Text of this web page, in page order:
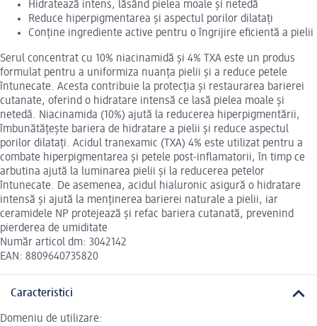
Hidratează intens, lăsând pielea moale și netedă
Reduce hiperpigmentarea și aspectul porilor dilatați
Conține ingrediente active pentru o îngrijire eficientă a pielii
Serul concentrat cu 10% niacinamidă și 4% TXA este un produs
formulat pentru a uniformiza nuanța pielii și a reduce petele
întunecate. Acesta contribuie la protecția și restaurarea barierei
cutanate, oferind o hidratare intensă ce lasă pielea moale și
netedă. Niacinamida (10%) ajută la reducerea hiperpigmentării,
îmbunătățește bariera de hidratare a pielii și reduce aspectul
porilor dilatați. Acidul tranexamic (TXA) 4% este utilizat pentru a
combate hiperpigmentarea și petele post-inflamatorii, în timp ce
arbutina ajută la luminarea pielii și la reducerea petelor
întunecate. De asemenea, acidul hialuronic asigură o hidratare
intensă și ajută la menținerea barierei naturale a pielii, iar
ceramidele NP protejează și refac bariera cutanată, prevenind
pierderea de umiditate
Număr articol dm: 3042142
EAN: 8809640735820
Caracteristici
Domeniu de utilizare: